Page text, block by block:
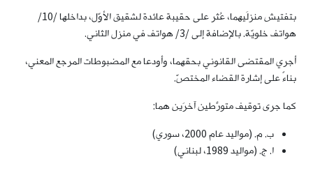
بتفتيش منزلَيهما، عُثر على حقيبة عائدة لشقيق الأوّل، بداخلها /10/
هواتف خلويّة. بالإضافة إلى /3/ هواتف في منزل الثاني.
أجري المقتضى القانوني بحقهما، وأودعا مع المضبوطات المرجع المعني،
بناءً على إشارة القضاء المختصّ.
كما جرى توقيف متورّطَين آخرَين هما:
ب. م. (مواليد عام 2000، سوري)
ا. ج. (مواليد 1989، لبناني)